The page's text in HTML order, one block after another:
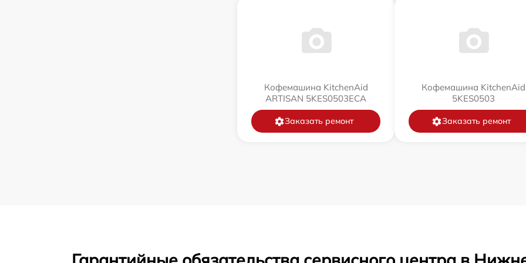
Кофемашина KitchenAid
ARTISAN 5KES0503ECA
Заказать ремонт
Кофемашина KitchenAid
5KES0503
Заказать ремонт